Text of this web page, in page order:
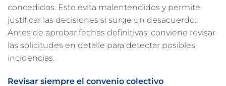
concedidos. Esto evita malentendidos y permite
justificar las decisiones si surge un desacuerdo.
Antes de aprobar fechas definitivas, conviene revisar
las solicitudes en detalle para detectar posibles
incidencias.
Revisar siempre el convenio colectivo